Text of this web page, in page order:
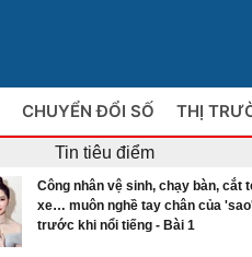
CHUYỂN ĐỔI SỐ THỊ
Tin tiêu điểm
Công nhân vệ sinh, chạy bàn, cắt
xe… muôn nghề tay chân của
trước khi nổi tiếng - Bài 1